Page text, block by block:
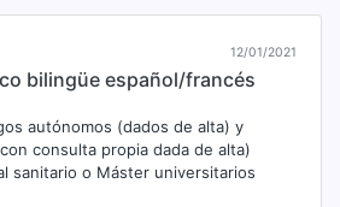
12/01/2021
bilingüe español/francés
autónomos (dados de alta) y
consulta propia dada de alta)
sanitario o Máster universitarios